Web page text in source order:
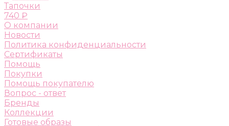
Тапочки
740 ₽
О компании
Новости
Политика конфиденциальности
Сертификаты
Помощь
Покупки
Помощь покупателю
Вопрос - ответ
Бренды
Коллекции
Готовые образы